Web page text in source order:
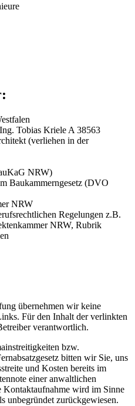
Tobias Kriele A 38563
(verliehen in der
NRW)
Baukammerngesetz (DVO
NRW
Regelungen z.B.
NRW, Rubrik
übernehmen wir keine
Für den Inhalt der verlinkten
verantwortlich.
bzw.
bitten wir Sie, uns
und Kosten bereits im
einer anwaltlichen
Kontaktaufnahme wird im Sinne
unbegründet zurückgewiesen.